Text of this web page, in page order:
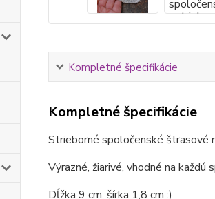
Kompletné špecifikácie
Kompletné špecifikácie
Strieborné spoločenské štrasové
Výrazné, žiarivé, vhodné na každú
Dĺžka 9 cm, šírka 1,8 cm :)